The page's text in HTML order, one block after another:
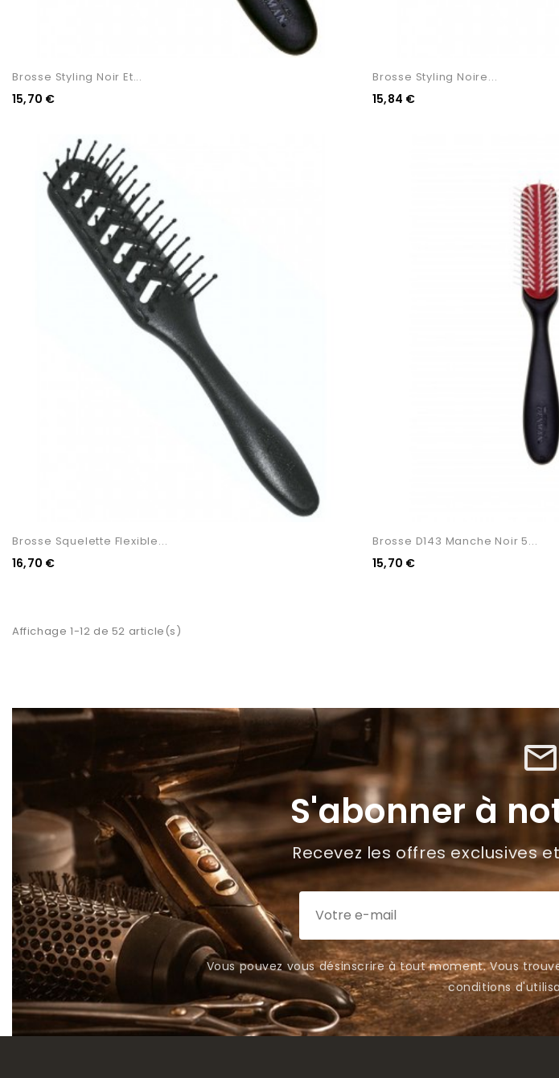
Brosse Styling Noir Et...
15,70 €
Brosse Styling Noire...
15,84 €
Brosse Squelette Flexible...
16,70 €
Brosse D143 Manche Noir 5...
15,70 €
Affichage 1-12 de 52 article(s)
mail_outline
S'abonner à
Recevez les offres exclusives
Vous pouvez vous désinscrire à tout moment. Vous
conditions